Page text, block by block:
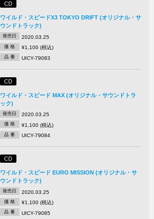
CD
ワイルド・スピードX3 TOKYO DRIFT (オリジナル・サ
ウンドトラック)
発売日 2020.03.25
価 格 ¥1,100 (税込)
品 番 UICY-79083
CD
ワイルド・スピード MAX (オリジナル・サウンドトラ
ック)
発売日 2020.03.25
価 格 ¥1,100 (税込)
品 番 UICY-79084
CD
ワイルド・スピード EURO MISSION (オリジナル・サ
ウンドトラック)
発売日 2020.03.25
価 格 ¥1,100 (税込)
品 番 UICY-79085